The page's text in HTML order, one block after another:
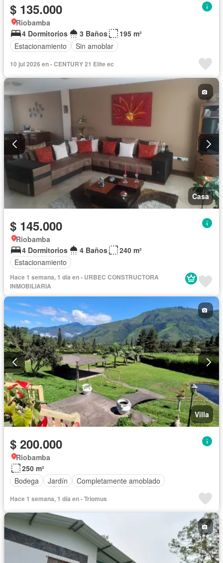
$ 135.000
Riobamba
4 Dormitorios
3 Baños
195 m²
Estacionamiento
Sin amoblar
10 jul 2026 en - CENTURY 21 Elite ec
Casa
$ 145.000
Riobamba
4 Dormitorios
4 Baños
240 m²
Estacionamiento
Hace 1 semana, 1 día en - URBEC CONSTRUCTORA
INMOBILIARIA
Villa
$ 200.000
Riobamba
250 m²
Bodega
Jardín Completamente amoblado
Hace 1 semana, 1 día en - Triomus